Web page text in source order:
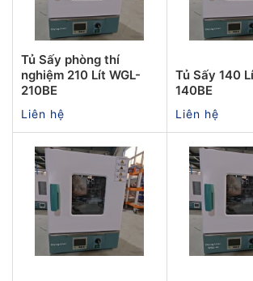
Tủ Sấy phòng thí
nghiệm 210 Lít WGL-
210BE
Liên hệ
Tủ Sấy 140
140BE
Liên hệ